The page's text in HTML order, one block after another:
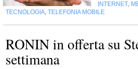
INTERNET
TECNOLOGIA TELEFONIA MOBILE
RONIN in offerta su
settimana